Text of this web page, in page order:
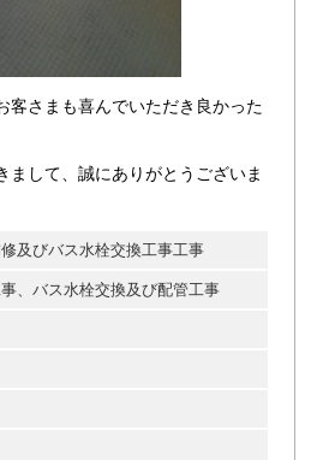
客さまも喜んでいただき良かった
まして、誠にありがとうございま
及びバス水栓交換工事工事
、バス水栓交換及び配管工事